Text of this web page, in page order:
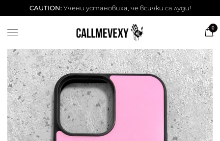
CAUTION:Учени установиха, че всички са луди!
0
ТЕНИСКИ
ЧАШИ
КЕЙСОВЕ
BESTSELLERS
ЛЕТНИ СЕТОВЕ
АКСЕСОАРИ